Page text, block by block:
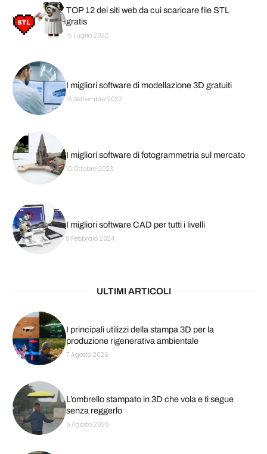
TOP 12 dei siti web da cui scaricare file STL
gratis
15 Luglio 2022
I migliori software di modellazione 3D gratuiti
16 Settembre 2022
I migliori software di fotogrammetria sul mercato
10 Ottobre 2023
I migliori software CAD per tutti i livelli
8 Febbraio 2024
ULTIMI ARTICOLI
I principali utilizzi della stampa 3D per la
produzione rigenerativa ambientale
7 Agosto 2026
L’ombrello stampato in 3D che vola e ti segue
senza reggerlo
5 Agosto 2026